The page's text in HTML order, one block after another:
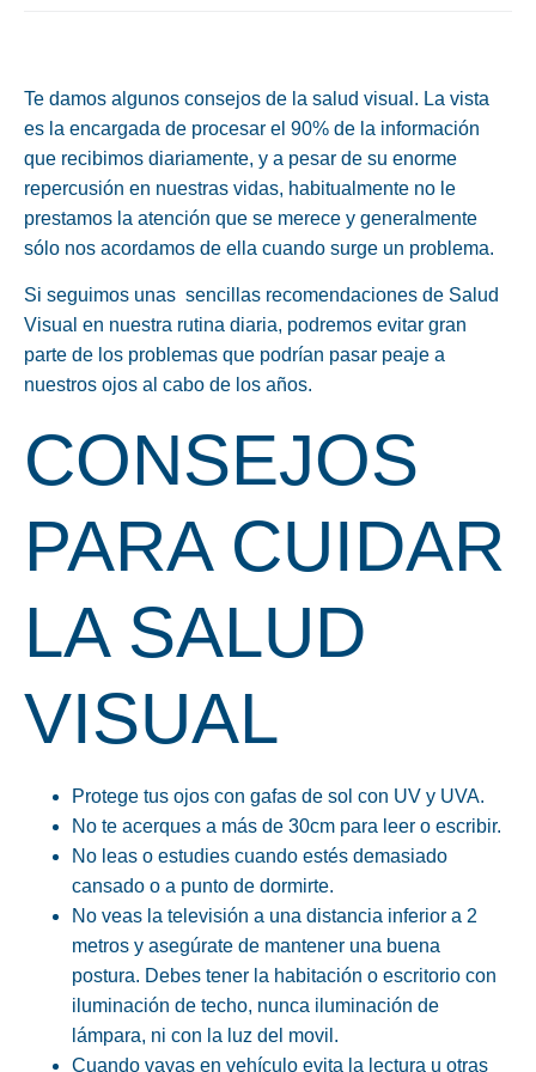
Te damos algunos consejos de la salud visual. La vista
es la encargada de procesar el 90% de la información
que recibimos diariamente, y a pesar de su enorme
repercusión en nuestras vidas, habitualmente no le
prestamos la atención que se merece y generalmente
sólo nos acordamos de ella cuando surge un problema.
Si seguimos unas sencillas recomendaciones de Salud
Visual en nuestra rutina diaria, podremos evitar gran
parte de los problemas que podrían pasar peaje a
nuestros ojos al cabo de los años.
CONSEJOS
PARA CUIDAR
LA SALUD
VISUAL
Protege tus ojos con gafas de sol con UV y UVA.
No te acerques a más de 30cm para leer o escribir.
No leas o estudies cuando estés demasiado
cansado o a punto de dormirte.
No veas la televisión a una distancia inferior a 2
metros y asegúrate de mantener una buena
postura. Debes tener la habitación o escritorio con
iluminación de techo, nunca iluminación de
lámpara, ni con la luz del movil.
Cuando vayas en vehículo evita la lectura u otras